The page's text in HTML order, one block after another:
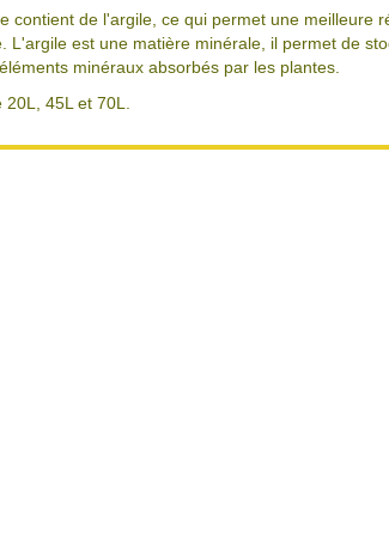
contient de l'argile, ce qui permet une meilleure
L'argile est une matière minérale, il permet de
minéraux absorbés par les plantes.
45L et 70L.